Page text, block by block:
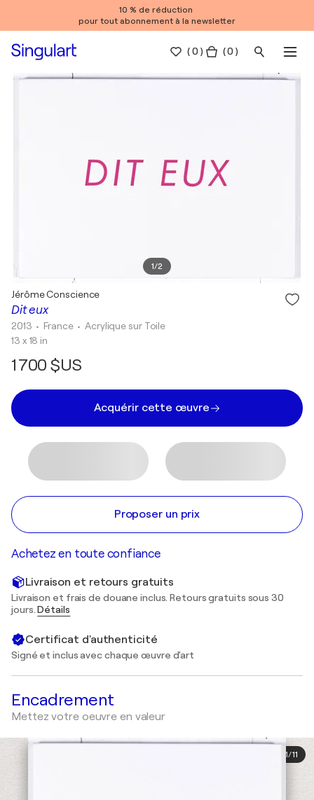
10 % de réduction
pour tout abonnement à la newsletter
(0 ) ( 0 )
1/2
Dit eux
Jérôme Conscience
2013 • France •Acrylique sur Toile
13 x 18 in
1 700 $US
Acquérir cette œuvre
Proposer un prix
Achetez en toute confiance
Livraison et retours gratuits
Livraison et frais de douane inclus. Retours gratuits sous 30
jours.Détails
Certificat d'authenticité
Signé et inclus avec chaque œuvre d'art
Encadrement
Mettez votre oeuvre en valeur
1/11